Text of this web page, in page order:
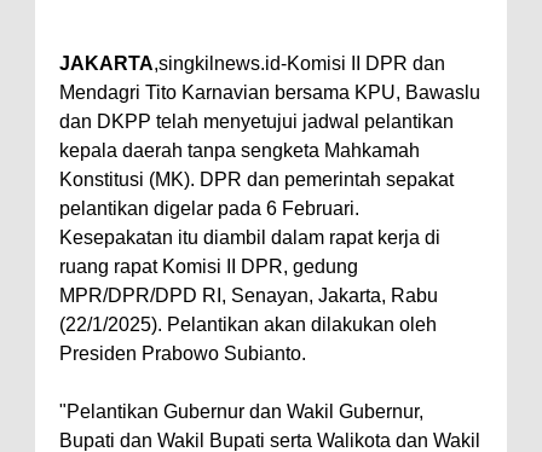
JAKARTA,singkilnews.id-Komisi II DPR dan
Mendagri Tito Karnavian bersama KPU, Bawaslu
dan DKPP telah menyetujui jadwal pelantikan
kepala daerah tanpa sengketa Mahkamah
Konstitusi (MK). DPR dan pemerintah sepakat
pelantikan digelar pada 6 Februari.
Kesepakatan itu diambil dalam rapat kerja di
ruang rapat Komisi II DPR, gedung
MPR/DPR/DPD RI, Senayan, Jakarta, Rabu
(22/1/2025). Pelantikan akan dilakukan oleh
Presiden Prabowo Subianto.
"Pelantikan Gubernur dan Wakil Gubernur,
Bupati dan Wakil Bupati serta Walikota dan Wakil